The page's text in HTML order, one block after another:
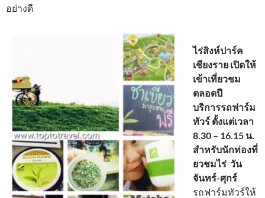
อย่างดี
ไร่สิงห์ปาร์ค
เชียงราย เปิดให้
เข้าเที่ยวชม
ตลอดปี
บริการรถฟาร์ม
ทัวร์ ตั้งแต่เวลา
8.30 – 16.15 น.
สำหรับนักท่องที่
ยวชมไร่ วัน
จันทร์-ศุกร์
รถฟาร์มทัวร์ให้